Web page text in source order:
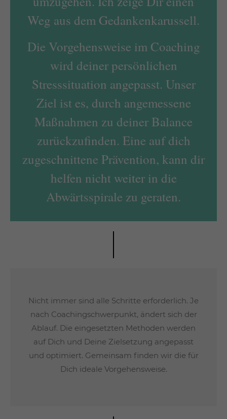
Weg aus dem Gedankenkarussell.
Die Vorgehensweise im Coaching
wird deiner persönlichen
Stresssituation angepasst. Unser
Ziel ist es, durch angemessene
Maßnahmen zu deiner Balance
zurückzufinden. Eine auf dich
zugeschnittene Prävention, kann dir
helfen nicht weiter in die
Abwärtsspirale zu geraten.
Nicht immer sind alle Schritte erforderlich. Je
nach Coachingschwerpunkt, ändert sich der
Ablauf. Die eingesetzten Methoden werden
auf Dich und Deine Zielsetzung angepasst
und optimiert. Gemeinsam finden wir die für
Dich ideale Vorgehensweise.